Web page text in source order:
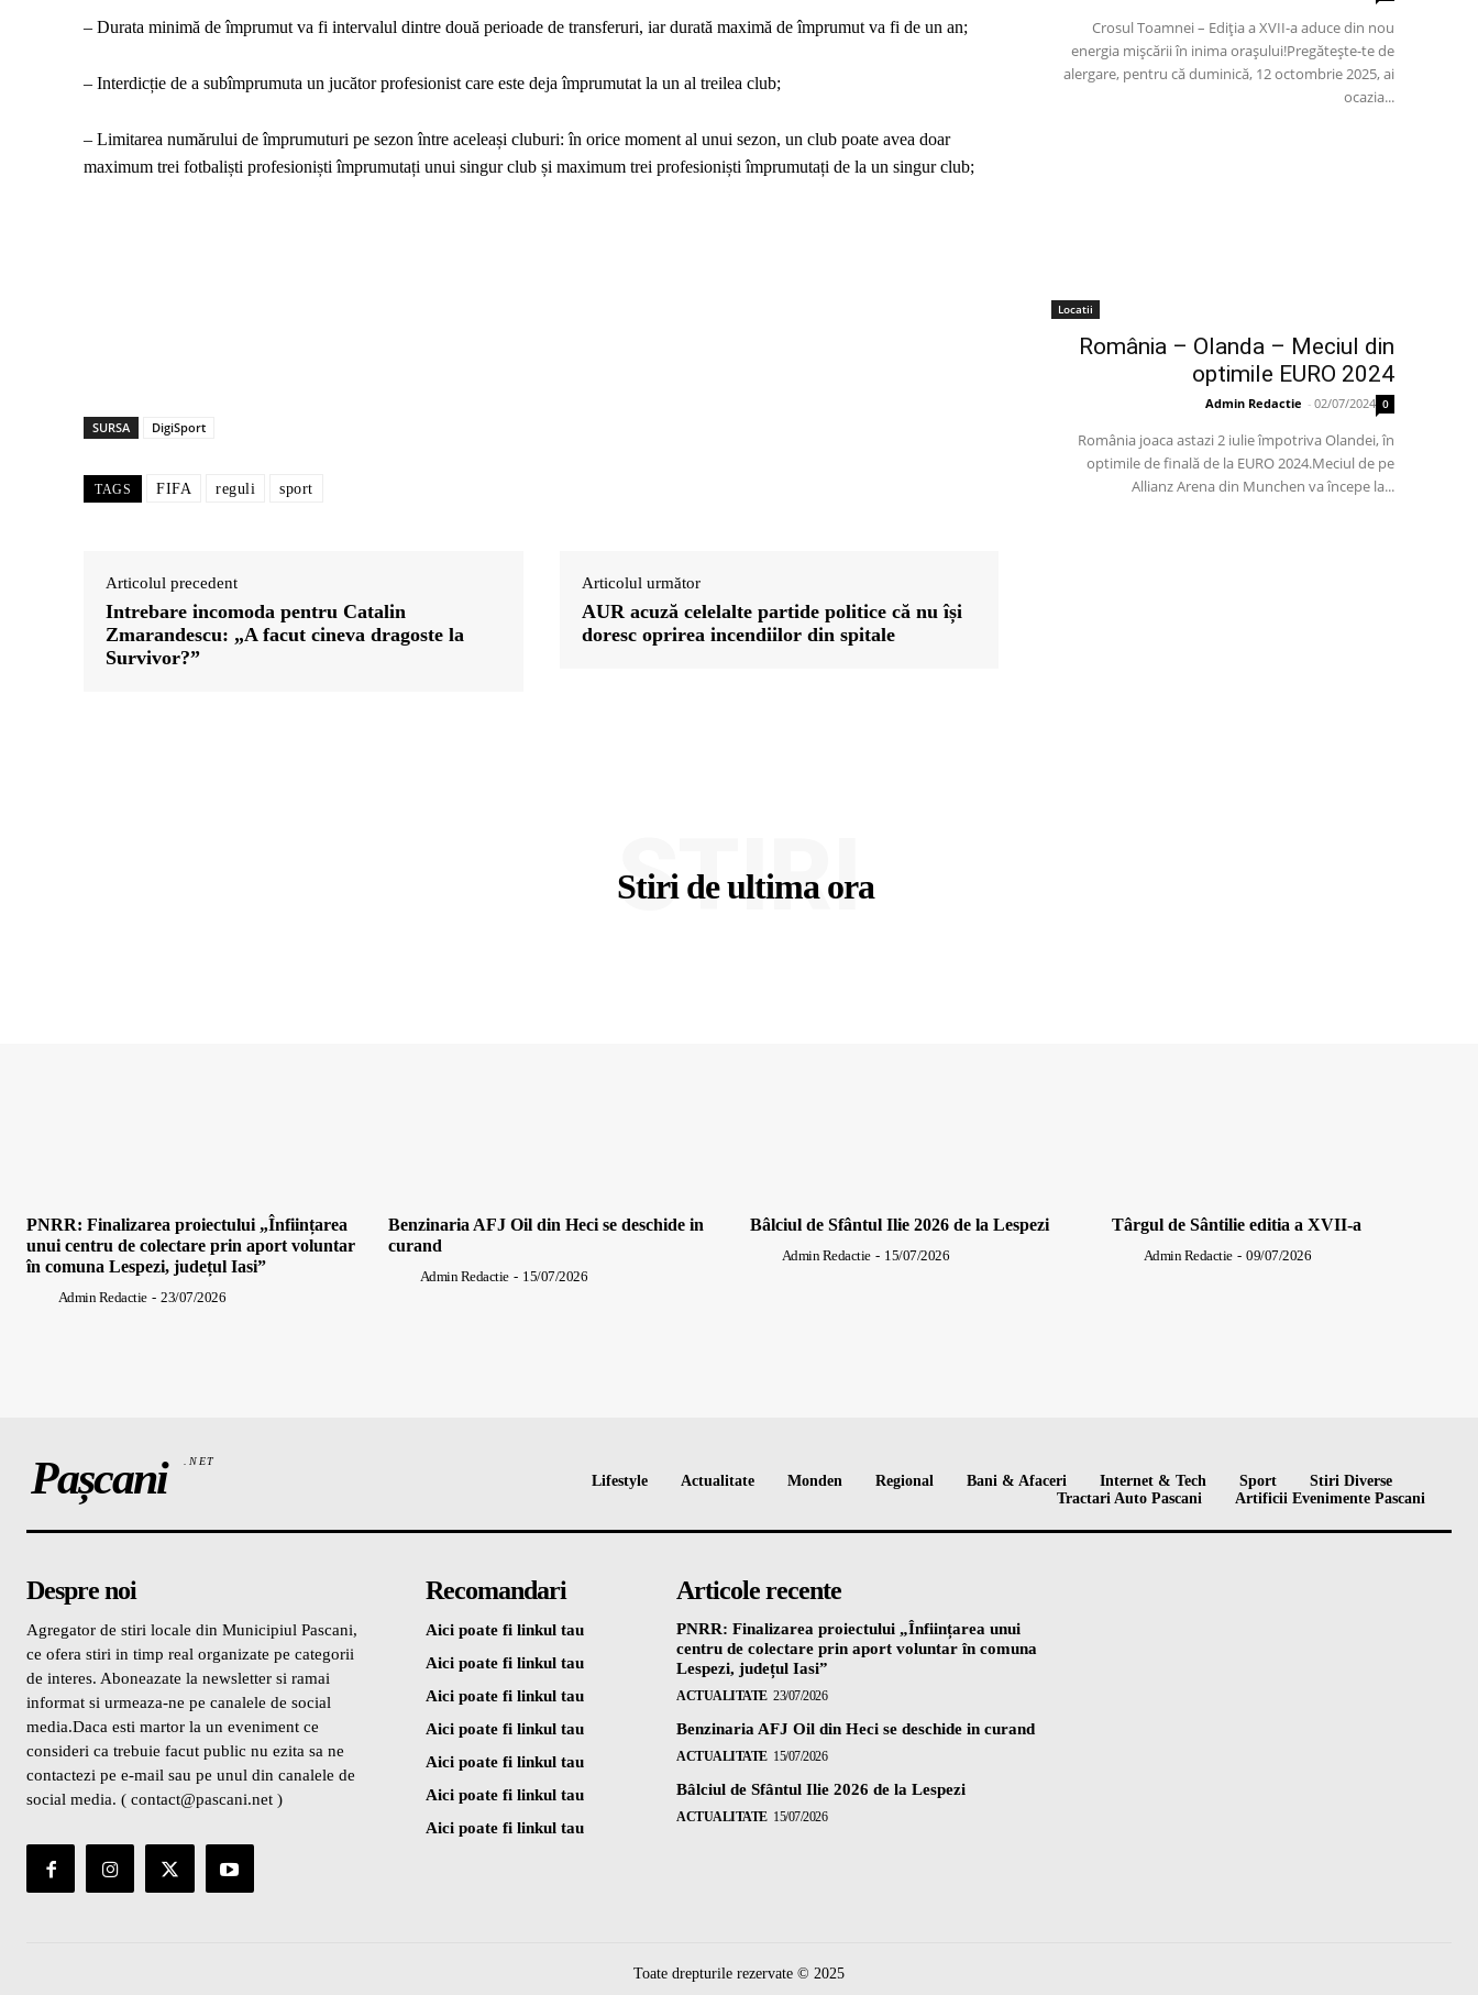
– Durata minimă de împrumut va fi intervalul dintre două perioade de transferuri, iar durată maximă de împrumut va fi de un an;
– Interdicție de a subîmprumuta un jucător profesionist care este deja împrumutat la un al treilea club;
– Limitarea numărului de împrumuturi pe sezon între aceleași cluburi: în orice moment al unui sezon, un club poate avea doar
maximum trei fotbaliști profesioniști împrumutați unui singur club și maximum trei profesioniști împrumutați de la un singur club;
SURSA DigiSport
TAGS FIFA reguli sport
Articolul precedent
Intrebare incomoda pentru Catalin
Zmarandescu: „A facut cineva dragoste la
Survivor?”
Articolul următor
AUR acuză celelalte partide politice că nu își
doresc oprirea incendiilor din spitale
Crosul Toamnei – Ediția a XVII-a aduce din nou
energia mișcării în inima orașului!Pregătește-te de
alergare, pentru că duminică, 12 octombrie 2025, ai
ocazia...
Locatii
România – Olanda – Meciul din
optimile EURO 2024
Admin Redactie - 02/07/2024 0
România joaca astazi 2 iulie împotriva Olandei, în
optimile de finală de la EURO 2024.Meciul de pe
Allianz Arena din Munchen va începe la...
Stiri de ultima ora
STIRI
PNRR: Finalizarea proiectului „Înființarea
unui centru de colectare prin aport voluntar
în comuna Lespezi, județul Iasi”
Admin Redactie - 23/07/2026
Benzinaria AFJ Oil din Heci se deschide in
curand
Admin Redactie - 15/07/2026
Bâlciul de Sfântul Ilie 2026 de la Lespezi
Admin Redactie - 15/07/2026
Târgul de Sântilie editia a XVII-a
Admin Redactie - 09/07/2026
Pașcani .NET
Lifestyle Actualitate Monden Regional Bani & Afaceri Internet & Tech Sport
Stiri Diverse
Tractari Auto Pascani
Artificii Evenimente Pascani
Despre noi
Agregator de stiri locale din Municipiul Pascani,
ce ofera stiri in timp real organizate pe categorii
de interes. Aboneazate la newsletter si ramai
informat si urmeaza-ne pe canalele de social
media.Daca esti martor la un eveniment ce
consideri ca trebuie facut public nu ezita sa ne
contactezi pe e-mail sau pe unul din canalele de
social media. ( contact@pascani.net )
Recomandari
Aici poate fi linkul tau
Aici poate fi linkul tau
Aici poate fi linkul tau
Aici poate fi linkul tau
Aici poate fi linkul tau
Aici poate fi linkul tau
Aici poate fi linkul tau
Articole recente
PNRR: Finalizarea proiectului „Înființarea unui
centru de colectare prin aport voluntar în comuna
Lespezi, județul Iasi”
ACTUALITATE 23/07/2026
Benzinaria AFJ Oil din Heci se deschide in curand
ACTUALITATE 15/07/2026
Bâlciul de Sfântul Ilie 2026 de la Lespezi
ACTUALITATE 15/07/2026
Toate drepturile rezervate © 2025